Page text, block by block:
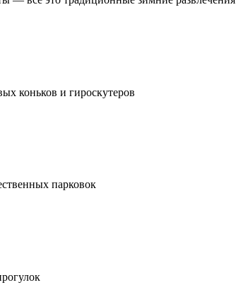
коньков и гироскутеров
парковок